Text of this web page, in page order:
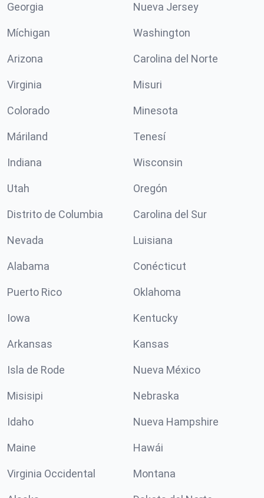
Georgia Nueva Jersey
Míchigan Washington
Arizona Carolina del Norte
Virginia Misuri
Colorado Minesota
Máriland Tenesí
Indiana Wisconsin
Utah Oregón
Distrito de Columbia Carolina del Sur
Nevada Luisiana
Alabama Conécticut
Puerto Rico Oklahoma
Iowa Kentucky
Arkansas Kansas
Isla de Rode Nueva México
Misisipi Nebraska
Idaho Nueva Hampshire
Maine Hawái
Virginia Occidental Montana